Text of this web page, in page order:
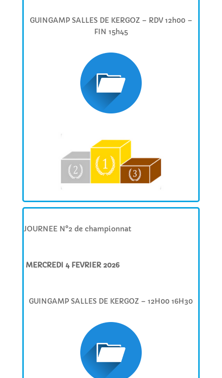
GUINGAMP SALLES DE KERGOZ – RDV 12h00 –
FIN 15h45
JOURNEE N°2 de championnat
MERCREDI 4 FEVRIER 2026
GUINGAMP SALLES DE KERGOZ – 12H00 16H30